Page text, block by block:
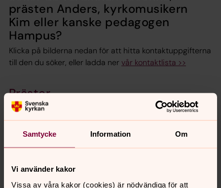
Samtycke Information Om
Vi använder kakor
Vissa av våra kakor (cookies) är nödvändiga för att
prästen Anders, kyrkomusikern
Kim eller kanske pedagogen
Hampus?
Klicka på bilderna nedan för att hitta kontaktuppgifterna
till den du söker, eller ladda ner vår kontaktlista >>
Präster
Diakoner